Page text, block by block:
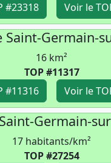
#23318
Voir le
Saint-Germain-
16 km²
TOP #11317
#11316
Voir le
Germain-
17 habitants/km²
TOP #27254